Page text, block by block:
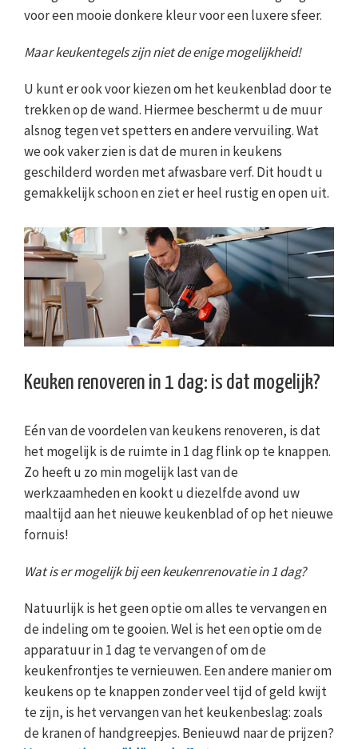
voor een mooie donkere kleur voor een luxere sfeer.
Maar keukentegels zijn niet de enige mogelijkheid!
U kunt er ook voor kiezen om het keukenblad door te
trekken op de wand. Hiermee beschermt u de muur
alsnog tegen vet spetters en andere vervuiling. Wat
we ook vaker zien is dat de muren in keukens
geschilderd worden met afwasbare verf. Dit houdt u
gemakkelijk schoon en ziet er heel rustig en open uit.
Keuken renoveren in 1 dag: is dat mogelijk?
Eén van de voordelen van keukens renoveren, is dat
het mogelijk is de ruimte in 1 dag flink op te knappen.
Zo heeft u zo min mogelijk last van de
werkzaamheden en kookt u diezelfde avond uw
maaltijd aan het nieuwe keukenblad of op het nieuwe
fornuis!
Wat is er mogelijk bij een keukenrenovatie in 1 dag?
Natuurlijk is het geen optie om alles te vervangen en
de indeling om te gooien. Wel is het een optie om de
apparatuur in 1 dag te vervangen of om de
keukenfrontjes te vernieuwen. Een andere manier om
keukens op te knappen zonder veel tijd of geld kwijt
te zijn, is het vervangen van het keukenbeslag: zoals
de kranen of handgreepjes. Benieuwd naar de prijzen?